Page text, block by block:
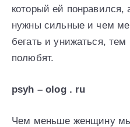
который ей
нужны сильные и чем
бегать и унижаться,
полюбят.
psyh – olog . ru
Чем меньше женщину